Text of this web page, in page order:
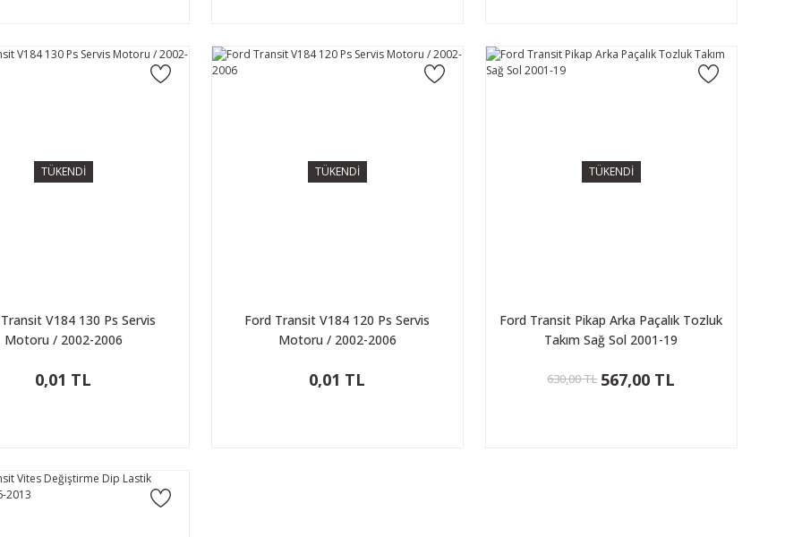
TÜKENDİ
V184 130 Ps Servis
Motoru / 2002-2006
0,01 TL
TÜKENDİ
Ford Transit V184 120 Ps Servis
Motoru / 2002-2006
0,01 TL
TÜKENDİ
Ford Transit Pikap Arka Paçalık Tozluk
Takım Sağ Sol 2001-19
630,00 TL 567,00 TL